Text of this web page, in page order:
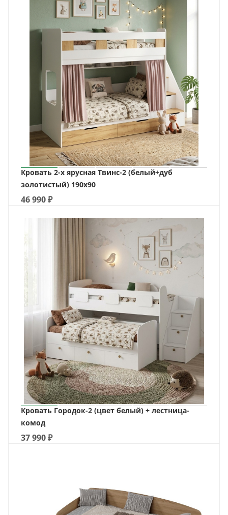
Кровать 2-х ярусная Твинс-2 (белый+дуб
золотистый) 190х90
46 990₽
Кровать Городок-2 (цвет белый) + лестница-
комод
37 990₽